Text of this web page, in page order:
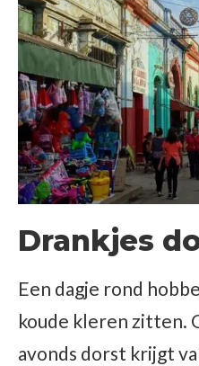
Drankjes
Een dagje rond
koude kleren zitten.
avonds dorst krijgt